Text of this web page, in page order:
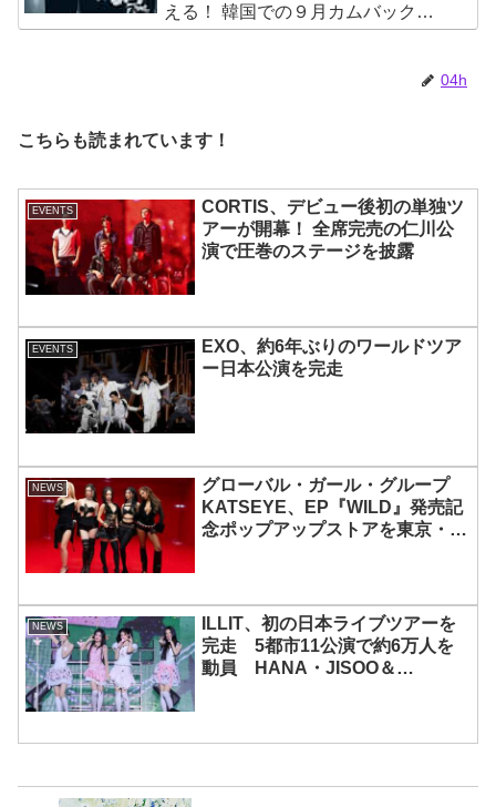
える！ 韓国での９月カムバックも
決定
04h
こちらも読まれています！
EVENTS
CORTIS、デビュー後初の単独ツ
アーが開幕！ 全席完売の仁川公
演で圧巻のステージを披露
EVENTS
EXO、約6年ぶりのワールドツア
ー日本公演を完走
NEWS
グローバル・ガール・グループ
KATSEYE、EP『WILD』発売記
念ポップアップストアを東京・原
NEWS
ILLIT、初の日本ライブツアーを
完走 5都市11公演で約6万人を
動員 HANA・JISOO＆